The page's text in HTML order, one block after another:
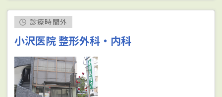
診療時間外
小沢医院 整形外科・内科